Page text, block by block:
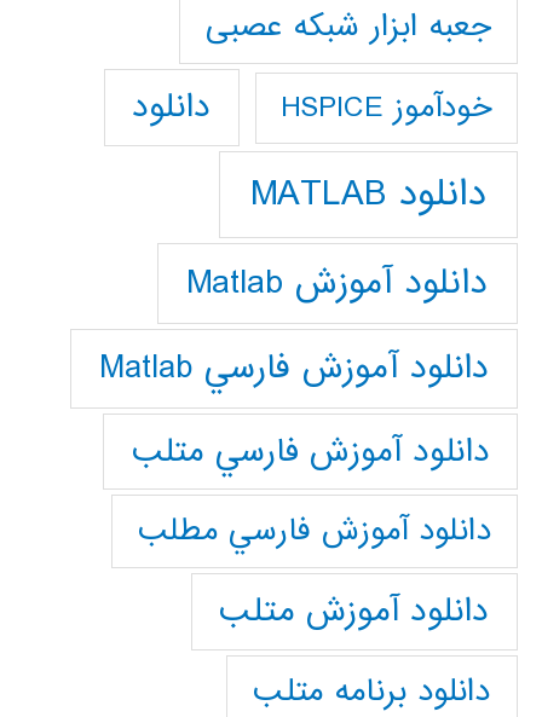
جعبه ابزار شبکه عصبی
خودآموز HSPICE دانلود
دانلود MATLAB
دانلود آموزش Matlab
دانلود آموزش فارسي Matlab
دانلود آموزش فارسي متلب
دانلود آموزش فارسي مطلب
دانلود آموزش متلب
دانلود برنامه متلب